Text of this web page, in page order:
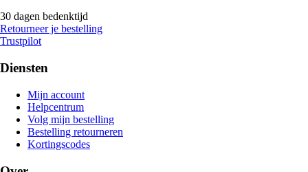
30 dagen bedenktijd
Retourneer je bestelling
Trustpilot
Diensten
Mijn account
Helpcentrum
Volg mijn bestelling
Bestelling retourneren
Kortingscodes